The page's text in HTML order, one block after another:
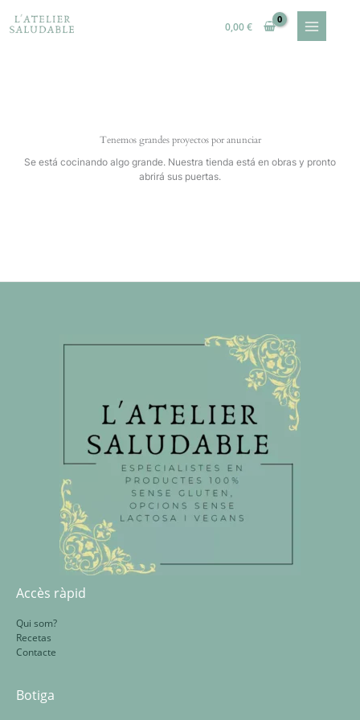
contenido
0,00€
Tenemos grandes proyectos por anunciar
Se está cocinando algo grande. Nuestra tienda está en obras y pronto
abrirá sus puertas.
Accès ràpid
Qui som?
Recetas
Contacte
Botiga